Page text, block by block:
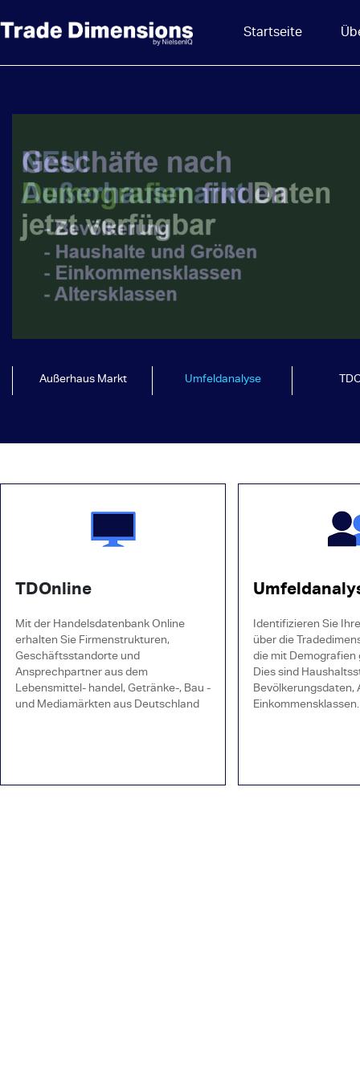
Startseite
Außerhaus Markt Umfeldanalyse
TDOnline
Mit der Handelsdatenbank Online
erhalten Sie Firmenstrukturen,
Geschäftsstandorte und
Ansprechpartner aus dem
Lebensmittel- handel, Getränke-, Bau -
und Mediamärkten aus Deutschland
Identifizieren Sie
über die
die mit
Dies sind
Bevölkerungsdaten,
Einkommensklassen.